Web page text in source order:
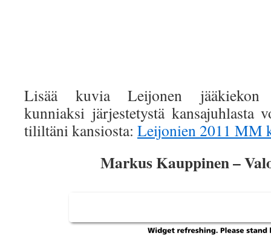
Lisää kuvia Leijonen jääkiekon
kunniaksi järjestetystä kansajuhlasta
tililtäni kansiosta: Leijonien 2011 MM
Markus Kauppinen –